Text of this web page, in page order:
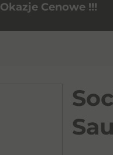
Okazje Cenowe !!!